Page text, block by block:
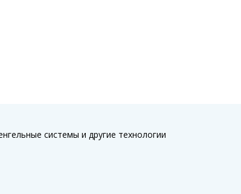
системы и другие технологии